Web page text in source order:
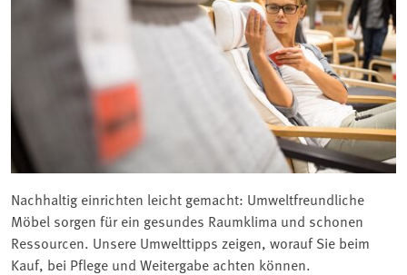
Nachhaltig einrichten leicht gemacht: Umweltfreundliche
Möbel sorgen für ein gesundes Raumklima und schonen
Ressourcen. Unsere Umwelttipps zeigen, worauf Sie beim
Kauf, bei Pflege und Weitergabe achten können.